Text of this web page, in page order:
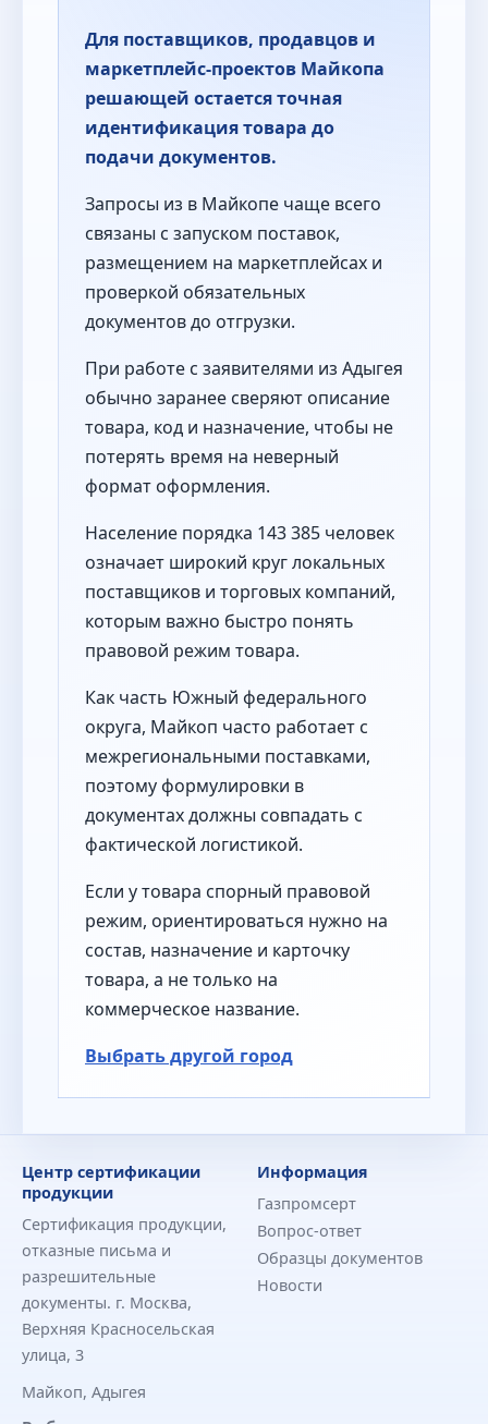
Для поставщиков, продавцов и
маркетплейс-проектов Майкопа
решающей остается точная
идентификация товара до
подачи документов.
Запросы из в Майкопе чаще всего
связаны с запуском поставок,
размещением на маркетплейсах и
проверкой обязательных
документов до отгрузки.
При работе с заявителями из Адыгея
обычно заранее сверяют описание
товара, код и назначение, чтобы не
потерять время на неверный
формат оформления.
Население порядка 143 385 человек
означает широкий круг локальных
поставщиков и торговых компаний,
которым важно быстро понять
правовой режим товара.
Как часть Южный федерального
округа, Майкоп часто работает с
межрегиональными поставками,
поэтому формулировки в
документах должны совпадать с
фактической логистикой.
Если у товара спорный правовой
режим, ориентироваться нужно на
состав, назначение и карточку
товара, а не только на
коммерческое название.
Выбрать другой город
Центр сертификации
продукции
Сертификация продукции,
отказные письма и
разрешительные
документы. г. Москва,
Верхняя Красносельская
улица, 3
Майкоп, Адыгея
Информация
Газпромсерт
Вопрос-ответ
Образцы документов
Новости